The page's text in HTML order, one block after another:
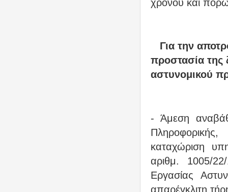
χρόνου και
Για την
προστασία της
αστυνομικού
- Άμεση
καταχώριση
αριθμ. 1005/
Εργασίας
απαρέγκλιτη